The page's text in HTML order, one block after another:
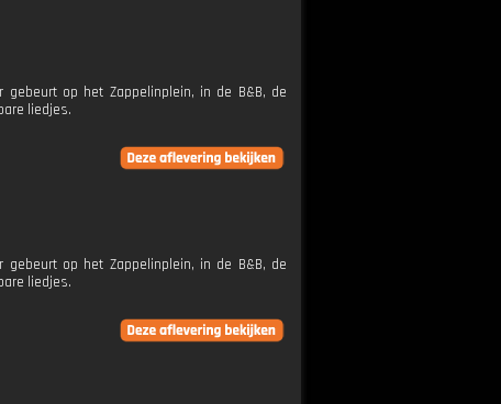
op het Zappelinplein, in de B&B, de
liedjes.
op het Zappelinplein, in de B&B, de
liedjes.